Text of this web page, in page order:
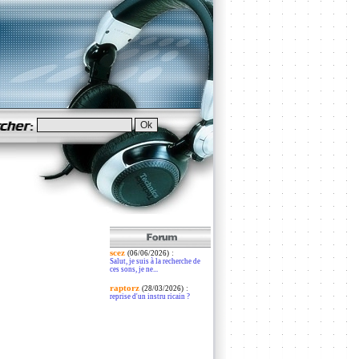
scez (06/06/2026):
Salut, je suis à la recherche de
ces sons, je ne...
raptorz (28/03/2026):
reprise d'un instru ricain ?